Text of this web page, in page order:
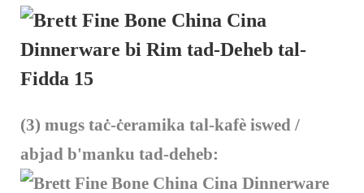
(3) mugs taċ-ċeramika tal-kafè iswed /
abjad b'manku tad-deheb: